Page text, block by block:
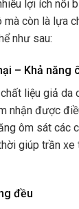
lợi ích nổi
còn là lựa
như sau:
– Khả năng
liệu giả da
nhận được
ôm sát các
giúp trần xe
đều